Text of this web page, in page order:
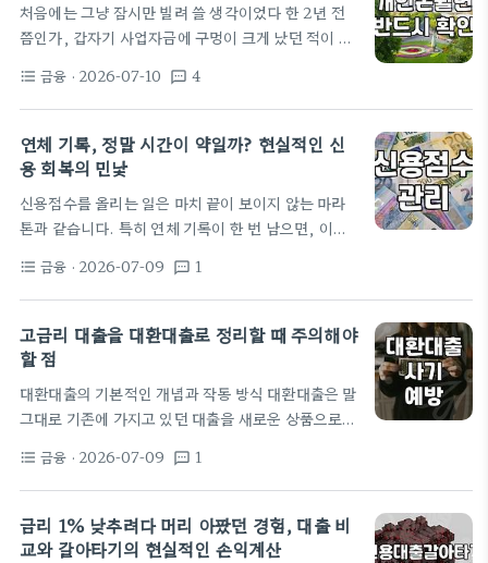
은행연합회, 여신금융협회 등에서 운영하는 '대출상
담사 조회' 시스템을 이용하면 간단하게 이름과 연락
처를 검색해 볼 수 있습니다. 직접 해보면 생각보다 간
처음에는 그냥 잠시만 빌려 쓸 생각이었다 한 2년 전
쯤인가, 갑자기 사업자금에 구멍이 크게 났던 적이 있
했는데, 은행 문턱은 왜 그렇게 높은지. 기대출이 좀
있는 상태라 시중 은행은 아예 상담조차 거부당했다.
인터넷을 뒤지고 뒤지다가 '개인돈 월변'이라는 단어
를 처음 봤다. 지금 생각하면 정말 위험천만한 생각이
는 생각에 판단력이 흐려져 있었던 것 같다. 개인정보
를 넘겨줄 때 느꼈던 묘한 불쾌함 연락을 취했던 곳들
은 하나같이 묘하게 비슷했다. 정식 등록업체라면서
format_list_bulleted 금융 · 2026-07-10 textsms 4
연체 기록, 정말 시간이 약일까? 현실적인 신
용 회복의 민낯
신용점수를 올리는 일은 마치 끝이 보이지 않는 마라
톤과 같습니다. 특히 연체 기록이 한 번 남으면, 이게
이력 삭제’라는 키워드로 검색하면 무슨 마법 같은 해
결책이 있는 것처럼 보이지만, 사실 현장에서 겪어보
면 상황은 훨씬 더 복잡하고 지루합니다. 제가 몇 년
전 며칠 늦은 카드 대금 하나로 신용점수가 바닥을 쳤
곳’을 찾았던 경험이 있습니다. 결론부터 말하면, 마
법은 없습니다. 시간이 해결해준다는 말의 진짜 의미
많은 전문가가 시간이 지나면 연체 기록이…
format_list_bulleted 금융 · 2026-07-09 textsms 1
고금리 대출을 대환대출로 정리할 때 주의해야
할 점
대환대출의 기본적인 개념과 작동 방식 대환대출은 말
그대로 기존에 가지고 있던 대출을 새로운 상품으로
리로 바꾸거나, 여러 곳으로 흩어진 채무를 하나로 합
쳐 관리하기 위해 실행하는 경우가 많습니다. 최근 시
중은행에서 대출 규제를 강화하면서도 증액이 없는 대
환대출에 대해서는 예외를 두는 경우가 많은데, 이는
format_list_bulleted 금융 · 2026-07-09 textsms 1
금리 1% 낮추려다 머리 아팠던 경험, 대출 비
교와 갈아타기의 현실적인 손익계산